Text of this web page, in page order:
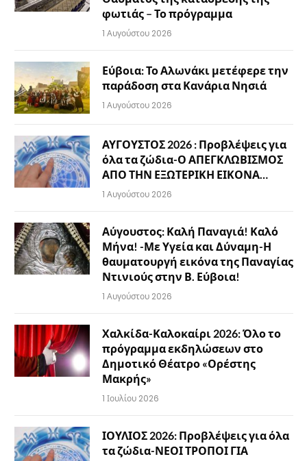
φωτιάς – Το πρόγραμμα
1 Αυγούστου 2026
Εύβοια: Το Αλωνάκι μετέφερε την
παράδοση στα Κανάρια Νησιά
1 Αυγούστου 2026
ΑΥΓΟΥΣΤΟΣ 2026 : Προβλέψεις για
όλα τα ζώδια-Ο ΑΠΕΓΚΛΩΒΙΣΜΟΣ
ΑΠΟ ΤΗΝ ΕΞΩΤΕΡΙΚΗ ΕΙΚΟΝΑ…
1 Αυγούστου 2026
Αύγουστος: Καλή Παναγιά! Καλό
Μήνα! -Με Υγεία και Δύναμη-Η
θαυματουργή εικόνα της Παναγίας
Ντινιούς στην Β. Εύβοια!
1 Αυγούστου 2026
Χαλκίδα-Καλοκαίρι 2026: Όλο το
πρόγραμμα εκδηλώσεων στο
Δημοτικό Θέατρο «Ορέστης
Μακρής»
1 Ιουλίου 2026
ΙΟΥΛΙΟΣ 2026: Προβλέψεις για όλα
τα ζώδια-ΝΕΟΙ ΤΡΟΠΟΙ ΓΙΑ